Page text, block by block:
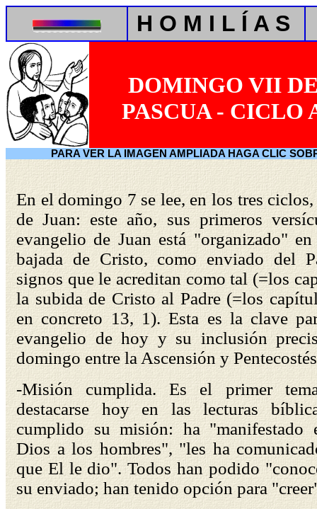
H O M I L Í A S
DOMINGO VII
PASCUA - CICLO
PARA VER LA IMAGEN AMPLIADA HAGA CLIC
En el domingo 7 se lee, en los tres
de Juan: este año, sus primeros
evangelio de Juan está "organizado"
bajada de Cristo, como enviado del
signos que le acreditan como tal (=los
la subida de Cristo al Padre (=los
en concreto 13, 1). Esta es la clave
evangelio de hoy y su inclusión
domingo entre la Ascensión y
-Misión cumplida. Es el primer
destacarse hoy en las lecturas
cumplido su misión: ha "manifestado
Dios a los hombres", "les ha
que El le dio". Todos han podido
su enviado; han tenido opción para